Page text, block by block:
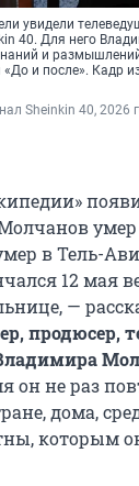
увидели
40. Для него
и
и после». Кадр из
Sheinkin 40, 2026
умер
в Тель-
12 мая
—
продюсер,
он не раз
дома,
которым